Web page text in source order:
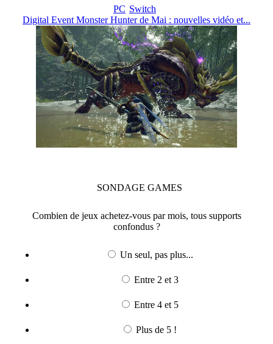
PC Switch
Digital Event Monster Hunter de Mai : nouvelles vidéo et...
SONDAGE GAMES
Combien de jeux achetez-vous par mois, tous supports
confondus ?
Un seul, pas plus...
Entre 2 et 3
Entre 4 et 5
Plus de 5 !